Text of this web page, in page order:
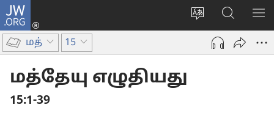
JW.ORG
மொழியை
மாற்றவும்
உள்நுழைக
window)
JW.ORG-
ல்
தேடவும்
மத் 15
மத்தேயு எழுதியது
15:1-39